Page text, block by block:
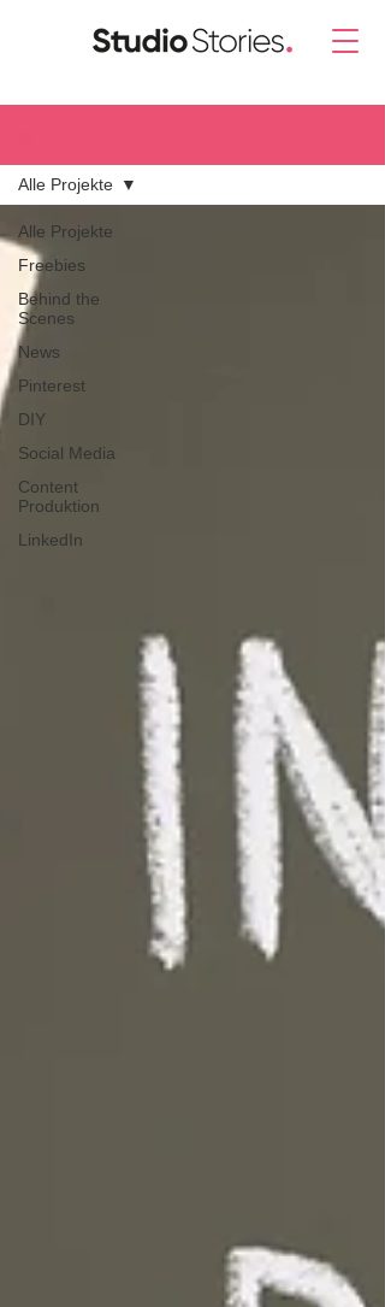
Alle Projekte
Freebies
Behind the
Scenes
News
Pinterest
DIY
Social Media
Content
Produktion
LinkedIn
Alle Projekte